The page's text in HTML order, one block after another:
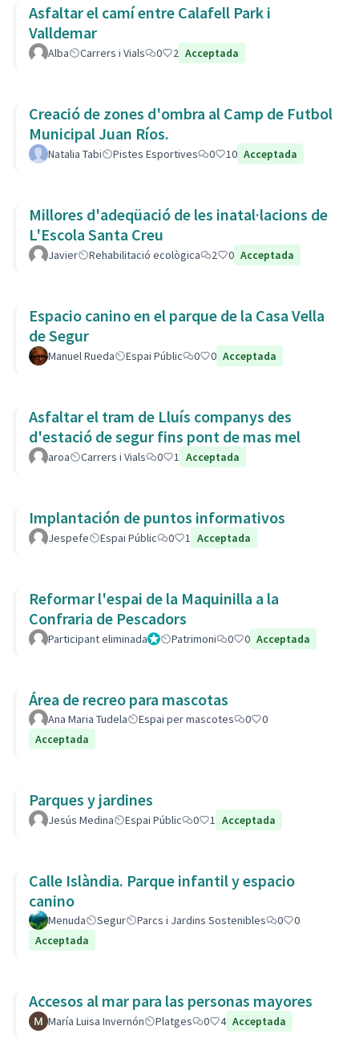
Asfaltar el camí entre Calafell Park i
Valldemar
Alba Carrers i Vials 0 2 Acceptada
Creació de zones d'ombra al Camp de Futbol
Municipal Juan Ríos.
Natalia Tabi Pistes Esportives 0 10 Acceptada
Millores d'adeqüació de les inatal·lacions de
L'Escola Santa Creu
Javier Rehabilitació ecològica 2 0 Acceptada
Espacio canino en el parque de la Casa Vella
de Segur
Manuel Rueda Espai Públic 0 0 Acceptada
Asfaltar el tram de Lluís companys des
d'estació de segur fins pont de mas mel
aroa Carrers i Vials 0 1 Acceptada
Implantación de puntos informativos
Jespefe Espai Públic 0 1 Acceptada
Reformar l'espai de la Maquinilla a la
Confraria de Pescadors
Participant eliminadaAdministrador
Patrimoni 0 0 Acceptada
Área de recreo para mascotas
Ana Maria Tudela Espai per mascotes 0
0
Acceptada
Parques y jardines
Jesús Medina Espai Públic 0 1 Acceptada
Calle Islàndia. Parque infantil y espacio
canino
Menuda Segur Parcs i Jardins Sostenibles 0
0
Acceptada
Accesos al mar para las personas mayores
María Luisa Invernón Platges 0 4 Acceptada